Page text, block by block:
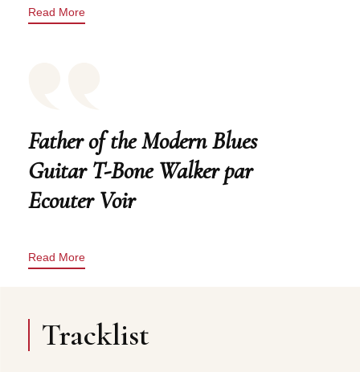
Read More
Father of the Modern Blues
Guitar T-Bone Walker par
Ecouter Voir
Read More
Tracklist